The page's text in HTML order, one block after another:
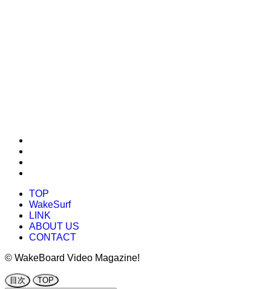
TOP
WakeSurf
LINK
ABOUT US
CONTACT
© WakeBoard Video Magazine!
目次 TOP